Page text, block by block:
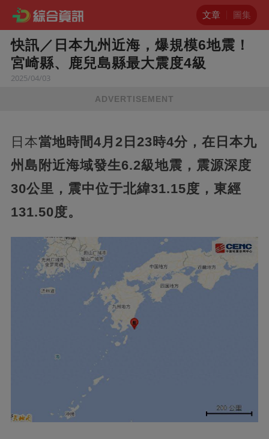
文章 圖集
快訊／日本九州近海，爆規模6地震！
宮崎縣、鹿兒島縣最大震度4級
2025/04/03
ADVERTISEMENT
日本當地時間4月2日23時4分，在日本九
州島附近海域發生6.2級地震，震源深度
30公里，震中位于北緯31.15度，東經
131.50度。